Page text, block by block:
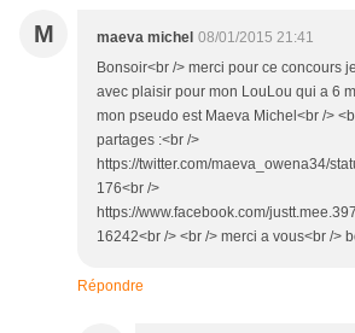
M maeva michel 08/01/2015 21:41
Bonsoir<br /> merci pour ce concours
avec plaisir pour mon LouLou qui a 6
mon pseudo est Maeva Michel<br />
partages :<br />
https://twitter.com/maeva_owena34/
176<br />
https://www.facebook.com/
16242<br /> <br /> merci a vous<br />
Répondre